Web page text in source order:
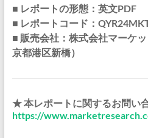
■ レポートの形態：英文PDF
■ レポートコード：
■ 販売会社：株式会社マーケ
京都港区新橋）
★ 本レポートに関するお問い
https://